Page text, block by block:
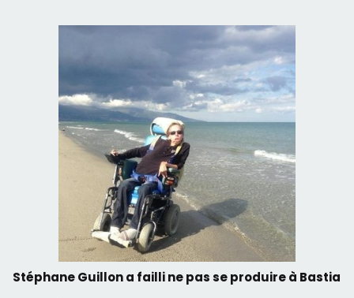
Stéphane Guillon a failli ne pas se produire à Bastia